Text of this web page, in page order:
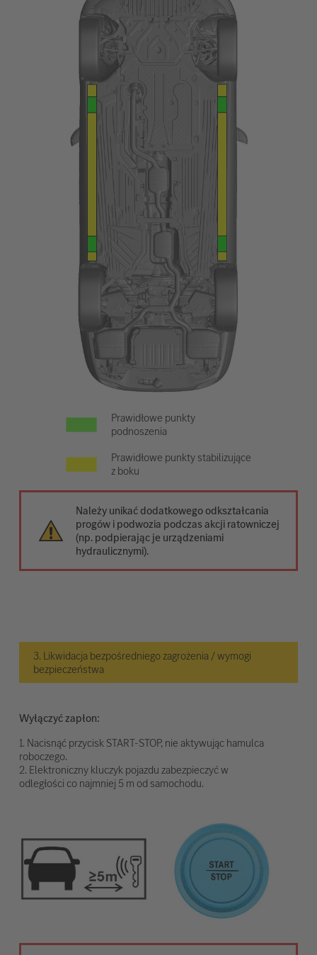
Prawidłowe punkty
podnoszenia
Prawidłowe punkty stabilizujące
z boku
Należy unikać dodatkowego odkształcania
progów i podwozia podczas akcji ratowniczej
(np. podpierając je urządzeniami
hydraulicznymi).
3. Likwidacja bezpośredniego zagrożenia / wymogi
bezpieczeństwa
Wyłączyć zapłon:
1. Nacisnąć przycisk START-STOP, nie aktywując hamulca
roboczego.
2. Elektroniczny kluczyk pojazdu zabezpieczyć w
odległości co najmniej 5 m od samochodu.